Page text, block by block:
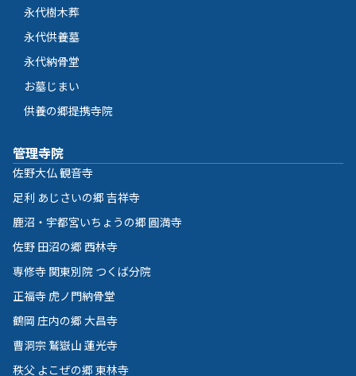
永代樹木葬
永代供養墓
永代納骨堂
お墓じまい
供養の郷提携寺院
管理寺院
佐野大仏 観音寺
足利 あじさいの郷 吉祥寺
鹿沼・宇都宮いちょうの郷 圓満寺
佐野 田沼の郷 西林寺
専修寺 関東別院 つくば分院
正福寺 虎ノ門納骨堂
鶴岡 庄内の郷 大昌寺
曹洞宗 鷲嶽山 蓮光寺
秩父 よこぜの郷 東林寺